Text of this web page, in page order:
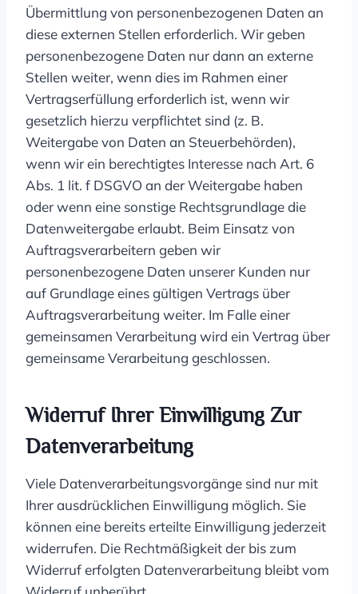
Übermittlung von personenbezogenen Daten an
diese externen Stellen erforderlich. Wir geben
personenbezogene Daten nur dann an externe
Stellen weiter, wenn dies im Rahmen einer
Vertragserfüllung erforderlich ist, wenn wir
gesetzlich hierzu verpflichtet sind (z. B.
Weitergabe von Daten an Steuerbehörden),
wenn wir ein berechtigtes Interesse nach Art. 6
Abs. 1 lit. f DSGVO an der Weitergabe haben
oder wenn eine sonstige Rechtsgrundlage die
Datenweitergabe erlaubt. Beim Einsatz von
Auftragsverarbeitern geben wir
personenbezogene Daten unserer Kunden nur
auf Grundlage eines gültigen Vertrags über
Auftragsverarbeitung weiter. Im Falle einer
gemeinsamen Verarbeitung wird ein Vertrag über
gemeinsame Verarbeitung geschlossen.
Widerruf Ihrer Einwilligung Zur
Datenverarbeitung
Viele Datenverarbeitungsvorgänge sind nur mit
Ihrer ausdrücklichen Einwilligung möglich. Sie
können eine bereits erteilte Einwilligung jederzeit
widerrufen. Die Rechtmäßigkeit der bis zum
Widerruf erfolgten Datenverarbeitung bleibt vom